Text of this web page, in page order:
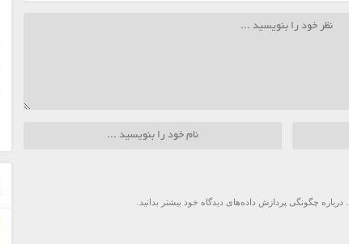
درباره چگونگی پردازش داده‌های دیدگاه خود بیشتر بدانید.